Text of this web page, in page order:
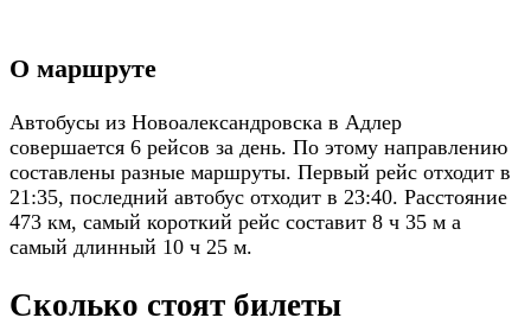
О маршруте
Автобусы из Новоалександровска в Адлер
совершается 6 рейсов за день. По этому направлению
составлены разные маршруты. Первый рейс отходит в
21:35, последний автобус отходит в 23:40. Расстояние
473 км, самый короткий рейс составит 8 ч 35 м а
самый длинный 10 ч 25 м.
Сколько стоят билеты